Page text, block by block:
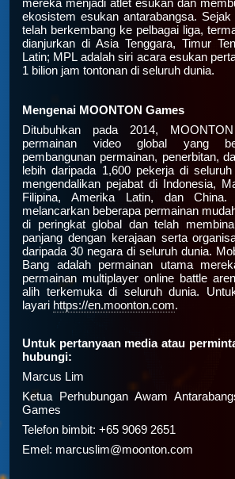
mereka menjadi atlet esukan dan
ekosistem esukan antarabangsa.
telah berkembang ke pelbagai liga,
dianjurkan di Asia Tenggara, Timur
Latin; MPL adalah siri acara esukan
1 bilion jam tontonan di seluruh dunia.
Mengenai MOONTON Games
Ditubuhkan pada 2014,
permainan video global yang
pembangunan permainan, penerbitan,
lebih daripada 1,600 pekerja di
mengendalikan pejabat di Indonesia,
Filipina, Amerika Latin, dan
melancarkan beberapa permainan
di peringkat global dan telah
panjang dengan kerajaan serta
daripada 30 negara di seluruh dunia.
Bang adalah permainan utama
permainan multiplayer online battle
alih terkemuka di seluruh dunia.
layari https://en.moonton.com.
Untuk pertanyaan media atau
hubungi:
Marcus Lim
Ketua Perhubungan Awam
Games
Telefon bimbit: +65 9069 2651
Emel: marcuslim@moonton.com